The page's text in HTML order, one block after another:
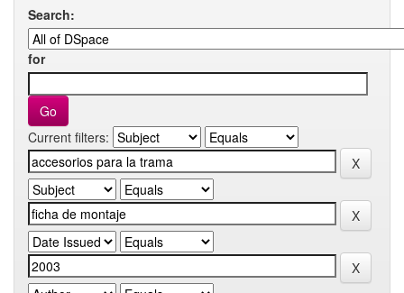
Search:
for
Current filters: